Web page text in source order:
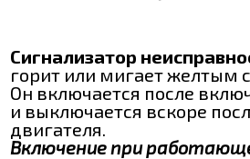
Сигнализатор
горит или мигает желтым
Он включается после
и выключается вскоре
двигателя.
Включение при